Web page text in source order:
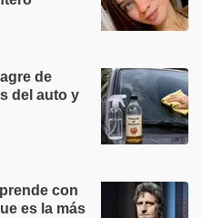
de
del auto y
con
es la más